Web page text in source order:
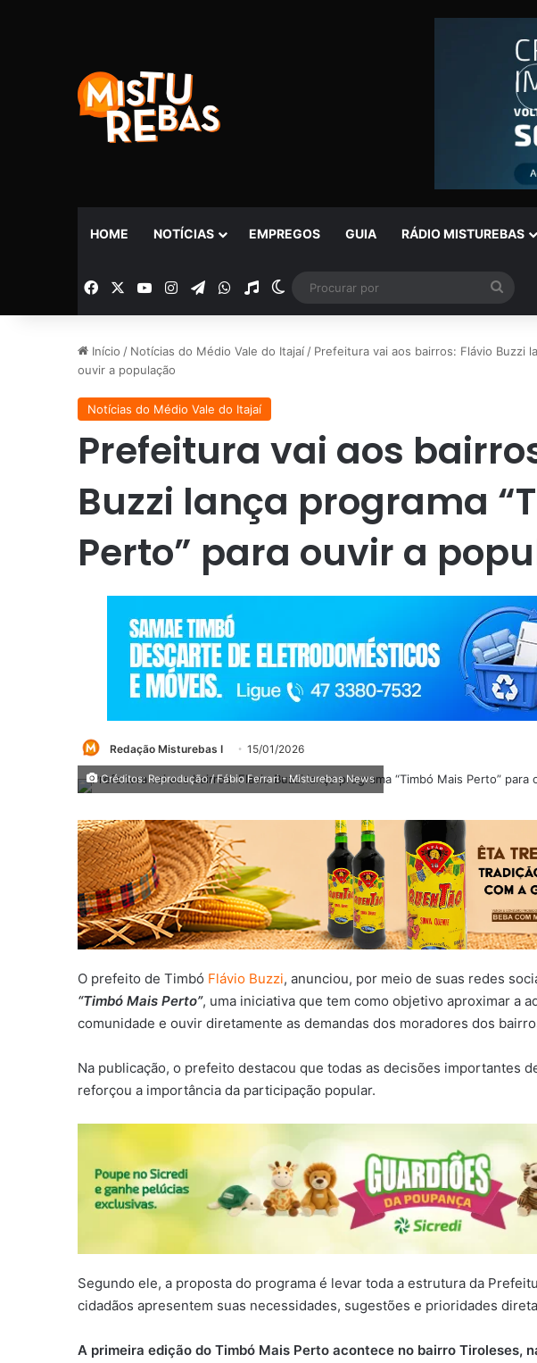
HOME NOTÍCIAS EMPREGOS GUIA RÁDIO MISTUREBAS
Facebook YouTubeInstagramTelegramWhatsApp
Rádio Switch skin
por
Início / Notícias do Médio Vale do Itajaí / Prefeitura vai aos bairros: Flávio Buzzi
ouvir a população
Notícias do Médio Vale do Itajaí
Prefeitura vai aos
Buzzi lança programa
Perto” para ouvir a
Redação Misturebas I 15/01/2026
Créditos: Reprodução / Fábio Ferrari - Misturebas News
O prefeito de Timbó Flávio Buzzi, anunciou, por meio de suas redes
“Timbó Mais Perto”, uma iniciativa que tem como objetivo aproximar a
comunidade e ouvir diretamente as demandas dos moradores dos
Na publicação, o prefeito destacou que todas as decisões importantes
reforçou a importância da participação popular.
Segundo ele, a proposta do programa é levar toda a estrutura da
cidadãos apresentem suas necessidades, sugestões e prioridades
A primeira edição do Timbó Mais Perto acontece no bairro Tiroleses,